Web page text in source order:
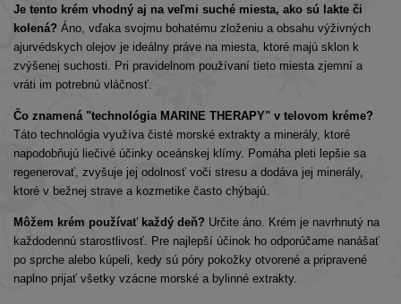
Je tento krém vhodný aj na veľmi suché miesta, ako sú lakte či
kolená? Áno, vďaka svojmu bohatému zloženiu a obsahu výživných
ajurvédskych olejov je ideálny práve na miesta, ktoré majú sklon k
zvýšenej suchosti. Pri pravidelnom používaní tieto miesta zjemní a
vráti im potrebnú vláčnosť.
Čo znamená "technológia MARINE THERAPY" v telovom kréme?
Táto technológia využíva čisté morské extrakty a minerály, ktoré
napodobňujú liečivé účinky oceánskej klímy. Pomáha pleti lepšie sa
regenerovať, zvyšuje jej odolnosť voči stresu a dodáva jej minerály,
ktoré v bežnej strave a kozmetike často chýbajú.
Môžem krém používať každý deň? Určite áno. Krém je navrhnutý na
každodennú starostlivosť. Pre najlepší účinok ho odporúčame nanášať
po sprche alebo kúpeli, kedy sú póry pokožky otvorené a pripravené
naplno prijať všetky vzácne morské a bylinné extrakty.